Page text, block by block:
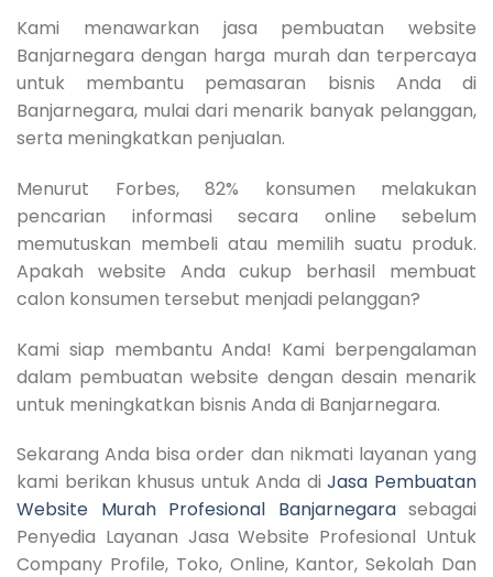
Kami menawarkan jasa pembuatan website
Banjarnegara dengan harga murah dan terpercaya
untuk membantu pemasaran bisnis Anda di
Banjarnegara, mulai dari menarik banyak pelanggan,
serta meningkatkan penjualan.
Menurut Forbes, 82% konsumen melakukan
pencarian informasi secara online sebelum
memutuskan membeli atau memilih suatu produk.
Apakah website Anda cukup berhasil membuat
calon konsumen tersebut menjadi pelanggan?
Kami siap membantu Anda! Kami berpengalaman
dalam pembuatan website dengan desain menarik
untuk meningkatkan bisnis Anda di Banjarnegara.
Sekarang Anda bisa order dan nikmati layanan yang
kami berikan khusus untuk Anda diJasa Pembuatan
Website Murah Profesional Banjarnegarasebagai
Penyedia Layanan Jasa Website Profesional Untuk
Company Profile, Toko, Online, Kantor, Sekolah Dan